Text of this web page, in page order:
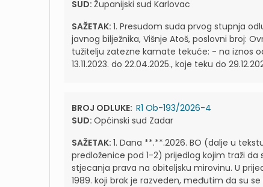
SUD: Županijski sud Karlovac
SAŽETAK: 1. Presudom suda prvog stupnja
javnog bilježnika, Višnje Atoš, poslovni broj:
tužitelju zatezne kamate tekuće: - na iznos
13.11.2023. do 22.04.2025., koje teku do
BROJ ODLUKE: R1 Ob-193/2026-4
SUD: Općinski sud Zadar
SAŽETAK: 1. Dana **.**.2026. BO (dalje u
predloženice pod 1-2) prijedlog kojim traži
stjecanja prava na obiteljsku mirovinu. U
1989. koji brak je razveden, međutim da su